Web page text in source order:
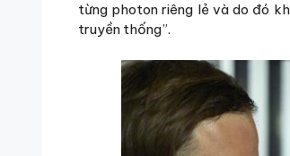
từng photon riêng lẻ và do đó
truyền thống”.